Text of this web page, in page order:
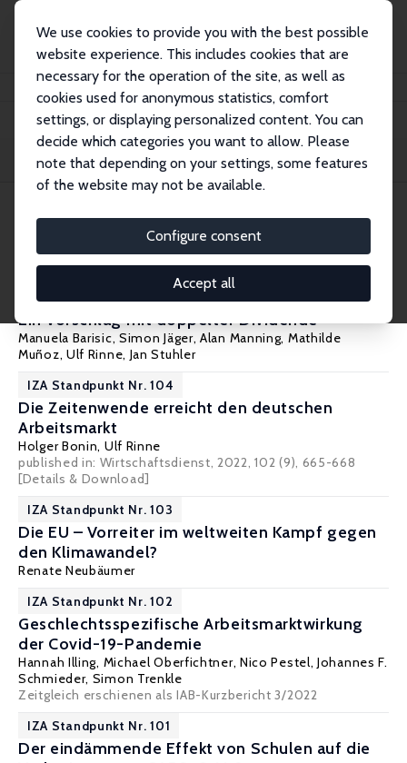
We use cookies to provide you with the best possible
website experience. This includes cookies that are
necessary for the operation of the site, as well as
cookies used for anonymous statistics, comfort
settings, or displaying personalized content. You can
decide which categories you want to allow. Please
note that depending on your settings, some features
of the website may not be available.
Configure consent
Accept all
Publications IZA Standpunkte
Filters
105 IZA Standpunkte
Einwanderung klug, einfach und fair gestalten:
Ein Vorschlag mit doppelter Dividende
Manuela Barisic, Simon Jäger,Alan Manning, Mathilde
Muñoz, Ulf Rinne, Jan Stuhler
IZA Standpunkt Nr. 104
Die Zeitenwende erreicht den deutschen
Arbeitsmarkt
Holger Bonin, Ulf Rinne
published in: Wirtschaftsdienst, 2022, 102 (9), 665-668
[Details & Download]
IZA Standpunkt Nr. 103
Die EU – Vorreiter im weltweiten Kampf gegen
den Klimawandel?
Renate Neubäumer
IZA Standpunkt Nr. 102
Geschlechtsspezifische Arbeitsmarktwirkung
der Covid-19-Pandemie
Hannah Illing, Michael Oberfichtner, Nico Pestel,Johannes F.
Schmieder, Simon Trenkle
Zeitgleich erschienen als IAB-Kurzbericht 3/2022
IZA Standpunkt Nr. 101
Der eindämmende Effekt von Schulen auf die